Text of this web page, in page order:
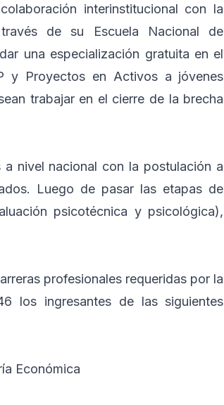
interinstitucional con la
de su Escuela Nacional de
una especialización gratuita en el
y Proyectos en Activos a jóvenes
trabajar en el cierre de la brecha
nivel nacional con la postulación a
Luego de pasar las etapas de
psicotécnica y psicológica),
profesionales requeridas por la
los ingresantes de las siguientes
Económica